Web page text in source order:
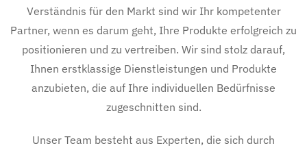
Verständnis für den Markt sind wir Ihr kompetenter
Partner, wenn es darum geht, Ihre Produkte erfolgreich zu
positionieren und zu vertreiben. Wir sind stolz darauf,
Ihnen erstklassige Dienstleistungen und Produkte
anzubieten, die auf Ihre individuellen Bedürfnisse
zugeschnitten sind.
Unser Team besteht aus Experten, die sich durch